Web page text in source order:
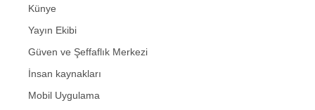
Künye
Yayın Ekibi
Güven ve Şeffaflık Merkezi
İnsan kaynakları
Mobil Uygulama